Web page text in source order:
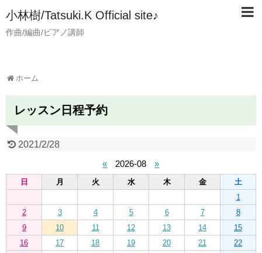
小林樹/Tatsuki.K Official site♪
作曲/編曲/ピアノ講師
ホーム
レッスン日程予約
2021/2/28
«
2026-08 »
日 月 火 水 木 金
土
1
2
3 4 5 6 7
8
9
10 11 12 13 14
15
16
17 18 19 20 21
22